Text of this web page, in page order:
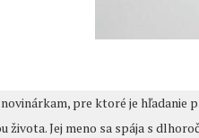
pre ktoré je hľadanie
života. Jej meno sa spája s